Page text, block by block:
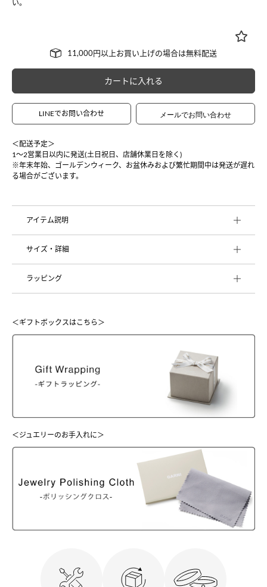
い。
カートに入れる
LINEでお問い合わせ
＜配送予定＞
1〜2営業日以内に発送(土日祝日、店舗休業日を除く)
※年末年始、ゴールデンウィーク、お盆休みおよび繁忙期間中は発送が遅れ
る場合がございます。
アイテム説明
サイズ・詳細
ラッピング
＜ギフトボックスはこちら＞
＜ジュエリーのお手入れに＞